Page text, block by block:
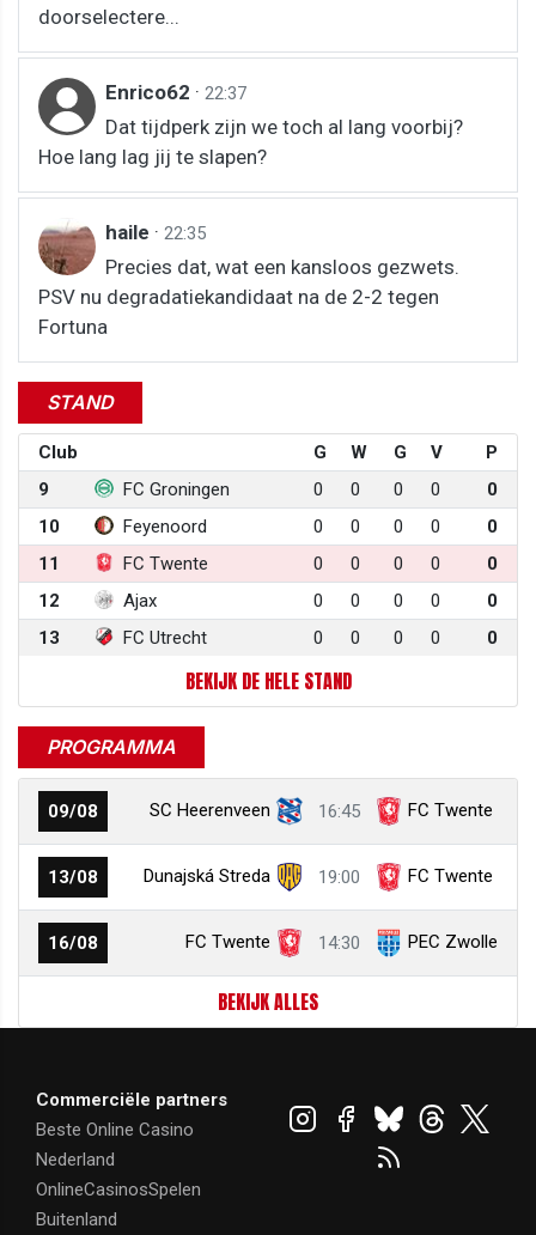
doorselectere...
Enrico62 · 22:37
Dat tijdperk zijn we toch al lang voorbij?
Hoe lang lag jij te slapen?
haile · 22:35
Precies dat, wat een kansloos gezwets.
PSV nu degradatiekandidaat na de 2-2 tegen
Fortuna
STAND
Club G W G V
P
9
FC Groningen 0 0 0 0
0
10
Feyenoord 0 0 0 0
0
11
FC Twente 0 0 0 0
0
12
Ajax 0 0 0 0
0
13
FC Utrecht 0 0 0 0 0
BEKIJK DE HELE STAND
PROGRAMMA
09/08 SC Heerenveen 16:45 FC Twente
13/08 Dunajská Streda 19:00 FC Twente
16/08 FC Twente 14:30 PEC Zwolle
BEKIJK ALLES
Commerciële partners
Beste Online Casino
Nederland
OnlineCasinosSpelen
Buitenland